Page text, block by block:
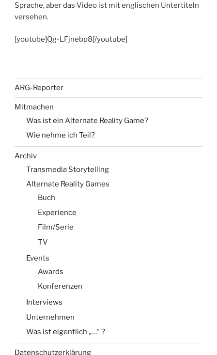
Sprache, aber das Video ist mit englischen Untertiteln
versehen.
[youtube]Qg-LFjnebp8[/youtube]
ARG-Reporter
Mitmachen
Was ist ein Alternate Reality Game?
Wie nehme ich Teil?
Archiv
Transmedia Storytelling
Alternate Reality Games
Buch
Experience
Film/Serie
TV
Events
Awards
Konferenzen
Interviews
Unternehmen
Was ist eigentlich „…“ ?
Datenschutzerklärung